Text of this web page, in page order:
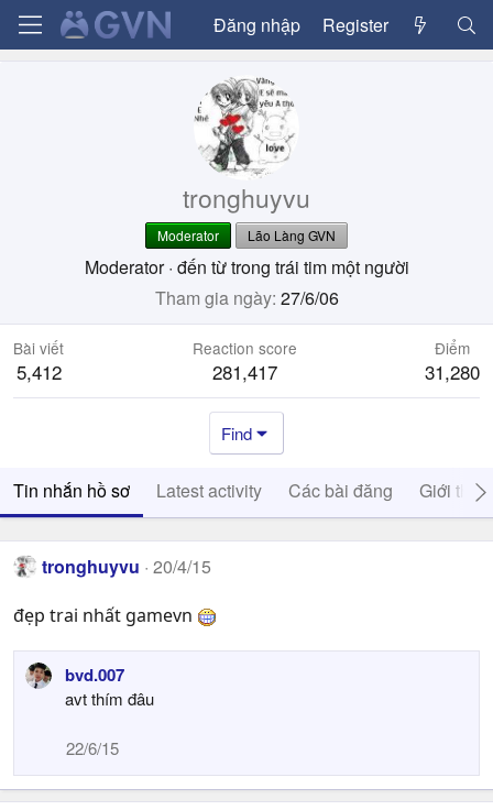
Đăng nhập Register
tronghuyvu
Moderator Lão Làng GVN
Moderator · đến từtrong trái tim một người
Tham gia ngày 27/6/06
Bài viết
5,412
Reaction score
281,417
Điểm
31,280
Find
Tin nhắn hồ sơ Latest activity Các bài đăng Giới thiệu
tronghuyvu 20/4/15
đẹp trai nhất gamevn
bvd.007
avt thím đâu
22/6/15